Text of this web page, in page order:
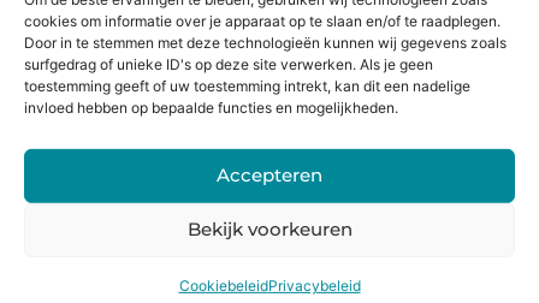
cookies om informatie over je apparaat op te slaan en/of te raadplegen.
Door in te stemmen met deze technologieën kunnen wij gegevens zoals
surfgedrag of unieke ID's op deze site verwerken. Als je geen
toestemming geeft of uw toestemming intrekt, kan dit een nadelige
invloed hebben op bepaalde functies en mogelijkheden.
Accepteren
Bekijk voorkeuren
CookiebeleidPrivacybeleid
in huis*
Alternatieven